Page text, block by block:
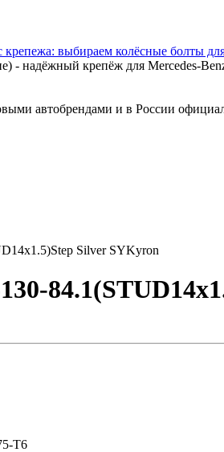
крепежа: выбираем колёсные болты
- надёжный крепёж для
автобрендами и в России
Silver SYKyron
T6